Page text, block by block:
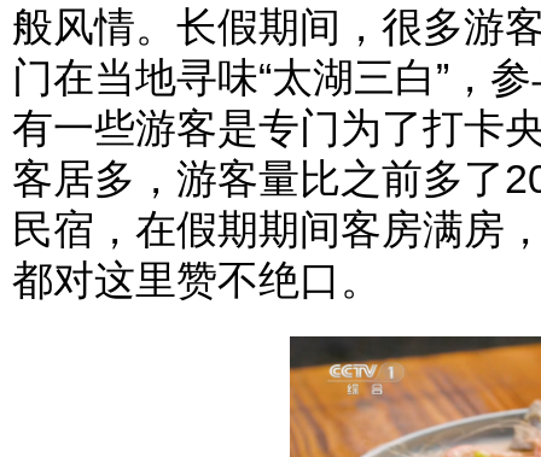
般风情。长假期间，很多游
门在当地寻味“太湖三白”，
有一些游客是专门为了打卡
客居多，游客量比之前多了
民宿，在假期期间客房满房
都对这里赞不绝口。